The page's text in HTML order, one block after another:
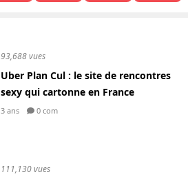
93,688 vues
Uber Plan Cul : le site de rencontres
sexy qui cartonne en France
3 ans 0 com
111,130 vues